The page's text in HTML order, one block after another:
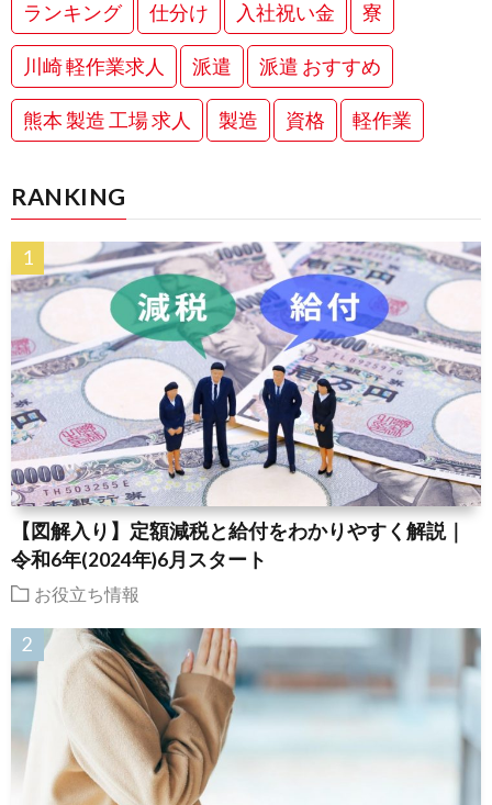
ランキング 仕分け 入社祝い金 寮
川崎 軽作業求人 派遣 派遣 おすすめ
熊本 製造 工場 求人 製造 資格 軽作業
RANKING
【図解入り】定額減税と給付をわかりやすく解説｜
令和6年(2024年)6月スタート
お役立ち情報